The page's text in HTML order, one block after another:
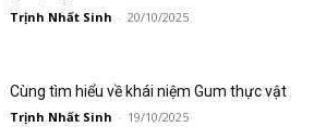
Trịnh Nhất Sinh - 20/10/2025
Cùng tìm hiểu về khái niệm Gum thực vật
Trịnh Nhất Sinh - 19/10/2025